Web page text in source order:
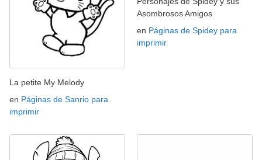
La petite My Melody
en Páginas de Sanrio para
imprimir
Asombrosos Amigos
en Páginas de Spidey para
imprimir